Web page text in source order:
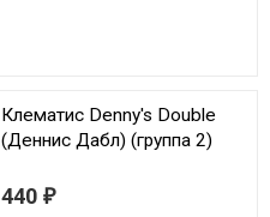
Клематис Denny's Double
(Деннис Дабл) (группа 2)
440 ₽